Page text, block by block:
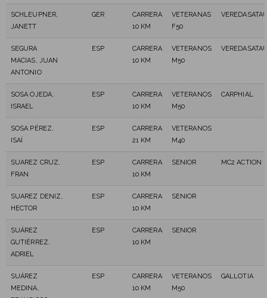
SCHLEUPNER,
JANETT
GER
CARRERA
10 KM
VETERANAS
F50
SEGURA
MACIAS, JUAN
ANTONIO
ESP
CARRERA
10 KM
VETERANOS
M50
SOSA OJEDA,
ISRAEL
ESP
CARRERA
10 KM
VETERANOS
M50
CARPHIAL
SOSA PÉREZ,
ISAÍ
ESP
CARRERA
21 KM
VETERANOS
M40
SUAREZ CRUZ,
FRAN
ESP
CARRERA
10 KM
SENIOR MC2 ACTION
SUAREZ DENIZ,
HECTOR
ESP
CARRERA
10 KM
SENIOR
SUÁREZ
GUTIÉRREZ,
ADRIEL
ESP
CARRERA
10 KM
SENIOR
SUÁREZ
MEDINA,
ESP
CARRERA
10 KM
VETERANOS
M50
GALLOTIA